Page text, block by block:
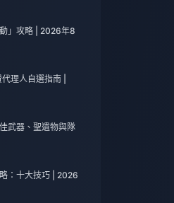
」攻略 | 2026年8
理人自選指南 |
武器、聖遺物與隊
：十大技巧 | 2026